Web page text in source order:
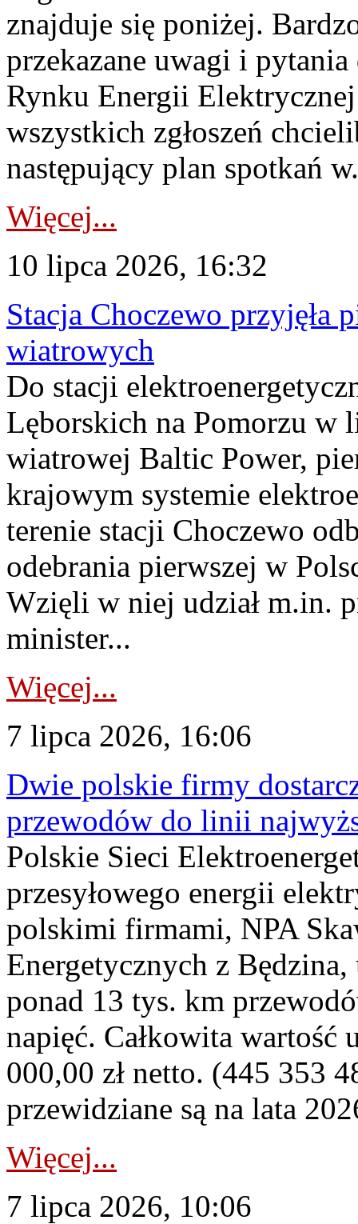
znajduje się poniżej.
przekazane uwagi i
Rynku Energii
wszystkich zgłoszeń
następujący plan spotkań
Więcej...
10 lipca 2026, 16:32
Stacja Choczewo przyjęła
wiatrowych
Do stacji
Lęborskich na Pomorzu w
wiatrowej Baltic Power,
krajowym systemie
terenie stacji Choczewo
odebrania pierwszej w
Wzięli w niej udział m.in.
minister...
Więcej...
7 lipca 2026, 16:06
Dwie polskie firmy
przewodów do linii
Polskie Sieci
przesyłowego energii
polskimi firmami, NPA
Energetycznych z
ponad 13 tys. km
napięć. Całkowita
000,00 zł netto. (445 353
przewidziane są na lata
Więcej...
7 lipca 2026, 10:06